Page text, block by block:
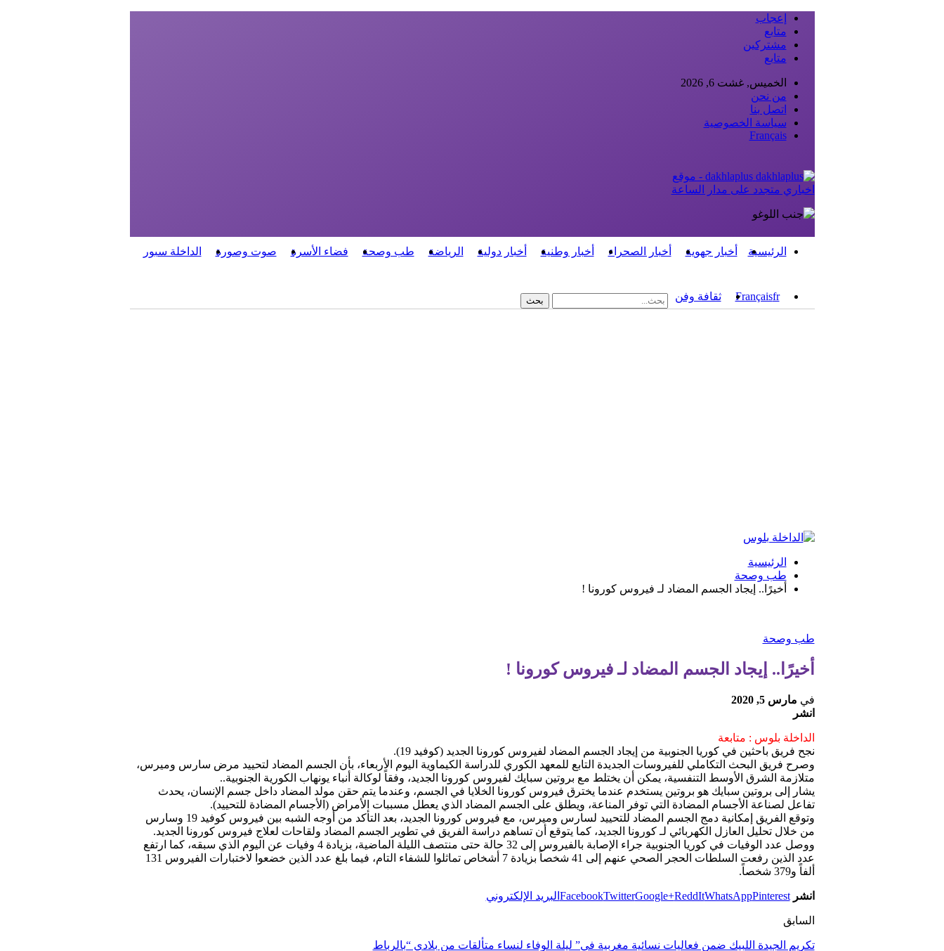
إعجاب
متابع
مشتركين
متابع
الخميس, غشت 6, 2026
من نحن
اتصل بنا
سياسة الخصوصية
Français
dakhlaplus - موقع
اخباري متجدد على مدار الساعة
الرئيسية أخبار جهوية أخبار الصحراء أخبار وطنية أخبار دولية الرياضة طب وصحة فضاء الأسرة صوت وصورة الداخلة سبور
Françaisfr ثقافة وفن
الرئيسية
طب وصحة
أخيرًا.. إيجاد الجسم المضاد لـ فيروس كورونا !
طب وصحة
أخيرًا.. إيجاد الجسم المضاد لـ فيروس كورونا !
في مارس 5, 2020
انشر
الداخلة بلوس : متابعة
نجح فريق باحثين في كوريا الجنوبية من إيجاد الجسم المضاد لفيروس كورونا الجديد (كوفيد 19).
وصرح فريق البحث التكاملي للفيروسات الجديدة التابع للمعهد الكوري للدراسة الكيماوية اليوم الأربعاء، بأن الجسم المضاد لتحييد مرض سارس وميرس،
متلازمة الشرق الأوسط التنفسية، يمكن أن يختلط مع بروتين سبايك لفيروس كورونا الجديد، وفقاً لوكالة أنباء يونهاب الكورية الجنوبية..
يشار إلى بروتين سبايك هو بروتين يستخدم عندما يخترق فيروس كورونا الخلايا في الجسم، وعندما يتم حقن مولد المضاد داخل جسم الإنسان، يحدث
تفاعل لصناعة الأجسام المضادة التي توفر المناعة، ويطلق على الجسم المضاد الذي يعطل مسببات الأمراض (الأجسام المضادة للتحييد).
وتوقع الفريق إمكانية دمج الجسم المضاد للتحييد لسارس وميرس، مع فيروس كورونا الجديد، بعد التأكد من أوجه الشبه بين فيروس كوفيد 19 وسارس
من خلال تحليل العازل الكهربائي لـ كورونا الجديد، كما يتوقع أن تساهم دراسة الفريق في تطوير الجسم المضاد ولقاحات لعلاج فيروس كورونا الجديد.
ووصل عدد الوفيات في كوريا الجنوبية جراء الإصابة بالفيروس إلى 32 حالة حتى منتصف الليلة الماضية، بزيادة 4 وفيات عن اليوم الذي سبقه، كما ارتفع
عدد الذين رفعت السلطات الحجر الصحي عنهم إلى 41 شخصاً بزيادة 7 أشخاص تماثلوا للشفاء التام، فيما بلغ عدد الذين خضعوا لاختبارات الفيروس 131
ألفاً و379 شخصاً.
انشر FacebookTwitterGoogle+ReddItWhatsAppPinterest البريد الإلكتروني
السابق
تكريم الجيدة اللبيك ضمن فعاليات نسائية مغربية في” ليلة الوفاء لنساء متألقات من بلادي “بالرباط